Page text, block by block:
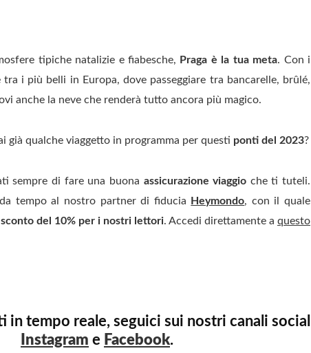
tipiche natalizie e fiabesche, Praga è la tua meta. Con i
i più belli in Europa, dove passeggiare tra bancarelle, brûlé,
anche la neve che renderà tutto ancora più magico.
già qualche viaggetto in programma per questi ponti del 2023?
sempre di fare una buona assicurazione viaggio che ti tuteli.
tempo al nostro partner di fiducia
Heymondo, con il quale
sconto del 10% per i nostri lettori. Accedi direttamente a questo
in tempo reale, seguici sui nostri canali social
Instagram e Facebook.